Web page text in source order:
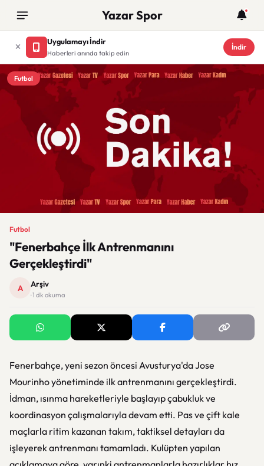
Yazar Spor
Uygulamayı İndir
Haberleri anında takip edin
İndir
Futbol
Futbol
"Fenerbahçe İlk Antrenmanını
Gerçekleştirdi"
A Arşiv
· 1 dk okuma
Fenerbahçe, yeni sezon öncesi Avusturya'da Jose
Mourinho yönetiminde ilk antrenmanını gerçekleştirdi.
İdman, ısınma hareketleriyle başlayıp çabukluk ve
koordinasyon çalışmalarıyla devam etti. Pas ve çift kale
maçlarla ritim kazanan takım, taktiksel detayları da
işleyerek antrenmanı tamamladı. Kulüpten yapılan